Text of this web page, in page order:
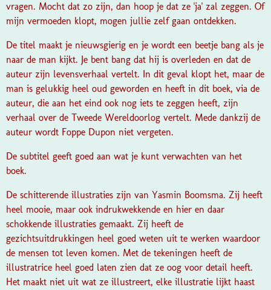
vragen. Mocht dat zo zijn, dan hoop je dat ze 'ja' zal zeggen. Of
mijn vermoeden klopt, mogen jullie zelf gaan ontdekken.
De titel maakt je nieuwsgierig en je wordt een beetje bang als je
naar de man kijkt. Je bent bang dat hij is overleden en dat de
auteur zijn levensverhaal vertelt. In dit geval klopt het, maar de
man is gelukkig heel oud geworden en heeft in dit boek, via de
auteur, die aan het eind ook nog iets te zeggen heeft, zijn
verhaal over de Tweede Wereldoorlog vertelt. Mede dankzij de
auteur wordt Foppe Dupon niet vergeten.
De subtitel geeft goed aan wat je kunt verwachten van het
boek.
De schitterende illustraties zijn van Yasmin Boomsma. Zij heeft
heel mooie, maar ook indrukwekkende en hier en daar
schokkende illustraties gemaakt. Zij heeft de
gezichtsuitdrukkingen heel goed weten uit te werken waardoor
de mensen tot leven komen. Met de tekeningen heeft de
illustratrice heel goed laten zien dat ze oog voor detail heeft.
Het maakt niet uit wat ze illustreert, elke illustratie lijkt haast